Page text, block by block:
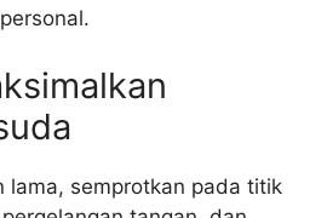
lama, semprotkan pada titik